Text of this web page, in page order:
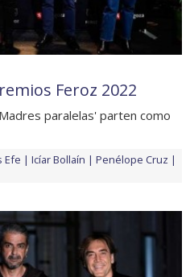
Feroz 2022
paralelas' parten como
Efe Icíar Bollaín
Penélope Cruz